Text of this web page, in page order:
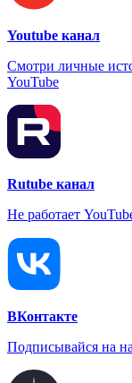
Youtube канал
Смотри личные
YouTube
Rutube канал
Не работает
ВКонтакте
Подписывайся на